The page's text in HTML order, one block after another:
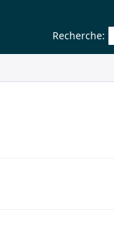
Recherche: